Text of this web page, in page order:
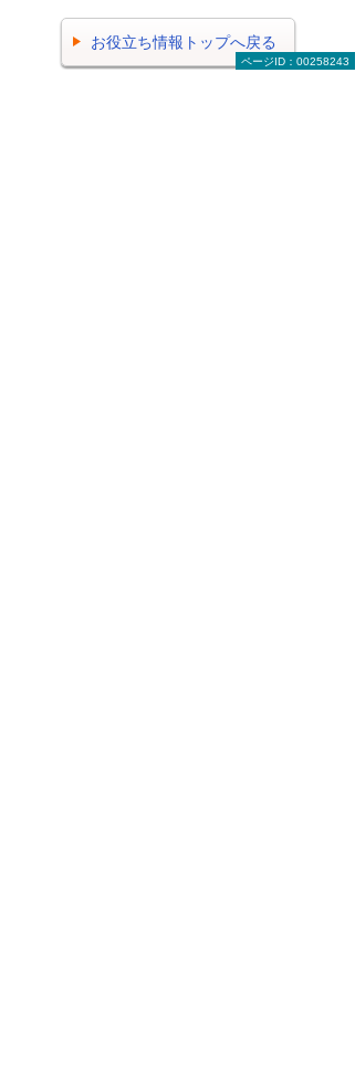
お役立ち情報トップへ戻る
ページID：00258243